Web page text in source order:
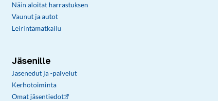
Näin aloitat harrastuksen
Vaunut ja autot
Leirintämatkailu
Jäsenille
Jäsenedut ja -palvelut
Kerhotoiminta
Omat jäsentiedot